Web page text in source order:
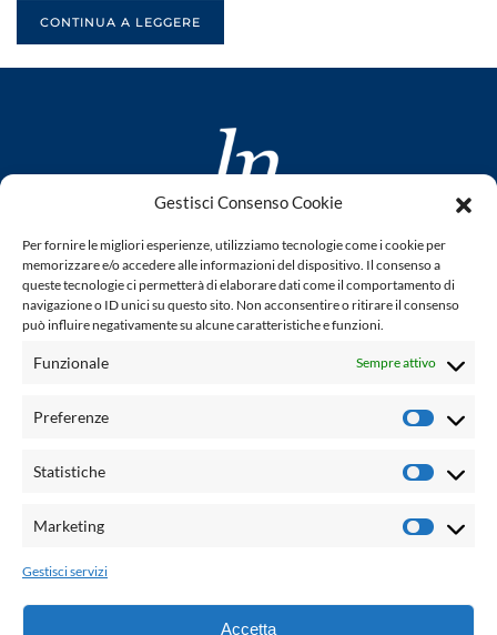
Gestisci Consenso Cookie
Per fornire le migliori esperienze, utilizziamo tecnologie come i cookie per
memorizzare e/o accedere alle informazioni del dispositivo. Il consenso a
queste tecnologie ci permetterà di elaborare dati come il comportamento di
navigazione o ID unici su questo sito. Non acconsentire o ritirare il consenso
può influire negativamente su alcune caratteristiche e funzioni.
Funzionale Sempre attivo
Preferenze
Statistiche
Marketing
Gestisci servizi
Accetta
CONTINUA A LEGGERE
www.laletteraturaenoi.it
fondato da Romano Luperini
Questo blog non rappresenta una testata giornalistica in
quanto viene aggiornato senza alcuna periodicità. Non può
legge n° 62 del 7.03.2001. L'autore non è responsabile per
email:
Grafica e web:Salvatore Leto